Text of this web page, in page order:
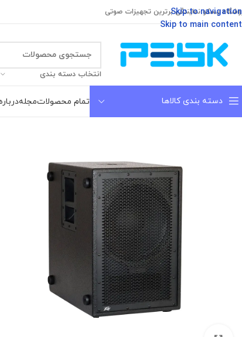
Skip to navigation
Skip to main content
پسکو نمایندگی برترین تجهیزات صوتی
انتخاب دسته بندی
دسته بندی کالاها تمام محصولاتمجله